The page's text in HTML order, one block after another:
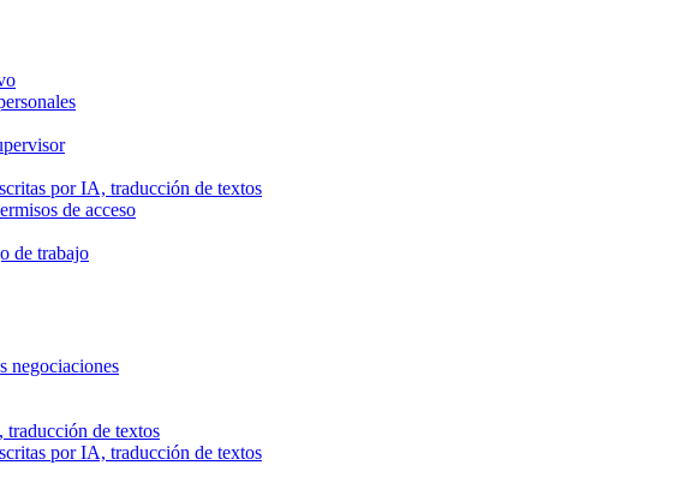
por IA, traducción de textos
de acceso
de trabajo
negociaciones
traducción de textos
por IA, traducción de textos